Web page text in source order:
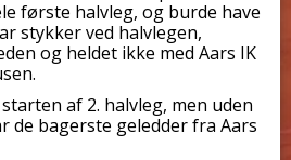
første halvleg, og burde have
stykker ved halvlegen,
og heldet ikke med Aars IK
af 2. halvleg, men uden
de bagerste geledder fra Aars